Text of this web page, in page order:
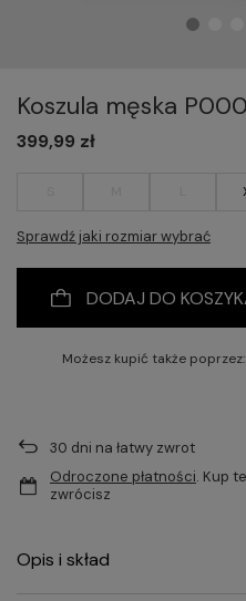
Koszula męska
Sprawdź jaki rozmiar wybrać
399,99 zł
DODAJ DO
Możesz kupić także poprzez:
30 dni na łatwy zwrot
Odroczone płatności. Kup
zwrócisz
Opis i skład